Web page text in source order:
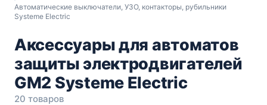
Автоматические выключатели, УЗО, контакторы, рубильники
Systeme Electric
Аксессуары для автоматов
защиты электродвигателей
GM2 Systeme Electric
20 товаров